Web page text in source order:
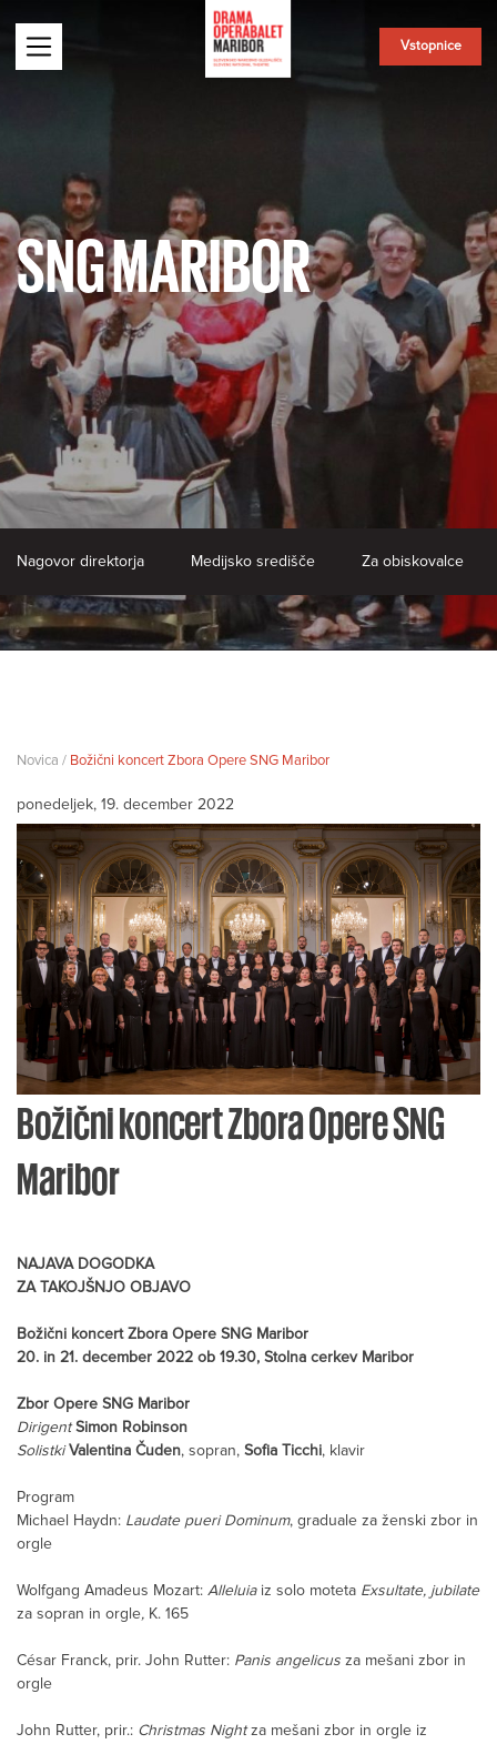
Vstopnice
SNG MARIBOR
Nagovor direktorja Medijsko središče Za obiskovalce
Novica / Božični koncert Zbora Opere SNG Maribor
ponedeljek, 19. december 2022
Božični koncert Zbora Opere SNG
Maribor
NAJAVA DOGODKA
ZA TAKOJŠNJO OBJAVO
Božični koncert Zbora Opere SNG Maribor
20. in 21. december 2022 ob 19.30, Stolna cerkev Maribor
Zbor Opere SNG Maribor
DirigentSimon Robinson
SolistkiValentina Čuden, sopran, Sofia Ticchi, klavir
Program
Michael Haydn: Laudate pueri Dominum, graduale za ženski zbor in
orgle
Wolfgang Amadeus Mozart: Alleluia iz solo moteta Exsultate, jubilate
za sopran in orgle, K. 165
César Franck, prir. John Rutter: Panis angelicus za mešani zbor in
orgle
John Rutter, prir.: Christmas Nightza mešani zbor in orgle iz